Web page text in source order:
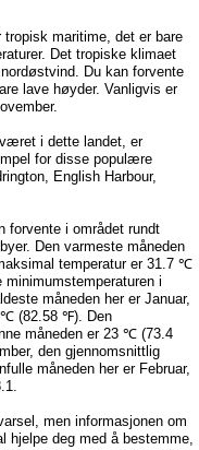
tropisk maritime, det er bare
Det tropiske klimaet
Du kan forvente
lave høyder. Vanligvis er
i dette landet, er
for disse populære
English Harbour,
forvente i området rundt
Den varmeste måneden
temperatur er 31.7 ℃
i
måneden her er Januar,
℃ (82.58 ℉). Den
måneden er 23 ℃ (73.4
den gjennomsnittlig
måneden her er Februar,
men informasjonen om
deg med å bestemme,